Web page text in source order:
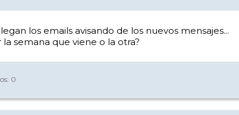
los emails avisando de los nuevos mensajes...
semana que viene o la otra?
0